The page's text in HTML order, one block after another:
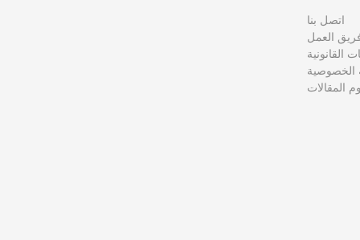
اتصل بنا
العمل
القانونية
الخصوصية
المقالات